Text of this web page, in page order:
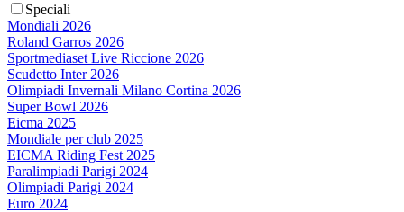
Speciali
Mondiali 2026
Roland Garros 2026
Sportmediaset Live Riccione 2026
Scudetto Inter 2026
Olimpiadi Invernali Milano Cortina 2026
Super Bowl 2026
Eicma 2025
Mondiale per club 2025
EICMA Riding Fest 2025
Paralimpiadi Parigi 2024
Olimpiadi Parigi 2024
Euro 2024